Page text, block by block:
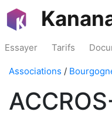
Essayer Tarifs
Associations /